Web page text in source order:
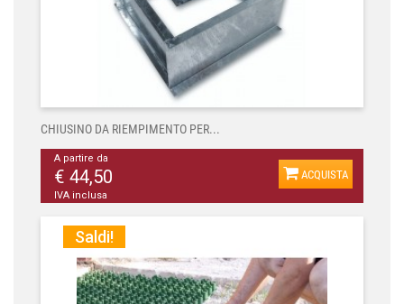
CHIUSINO DA RIEMPIMENTO PER...
A partire da
€ 44,50
IVA inclusa
ACQUISTA
Saldi!